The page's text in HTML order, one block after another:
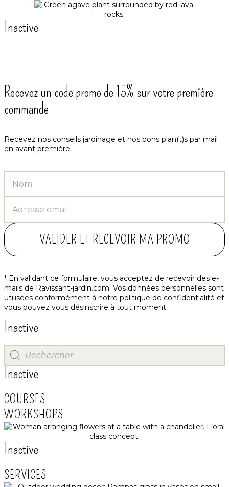
Inactive
Recevez un code promo de 15% sur votre première
commande
Recevez nos conseils jardinage et nos bons plan(t)s par mail
en avant première.
VALIDER ET RECEVOIR MA PROMO
* En validant ce formulaire, vous acceptez de recevoir des e-
mails de Ravissant-jardin.com. Vos données personnelles sont
utilisées conformément à notre politique de confidentialité et
vous pouvez vous désinscrire à tout moment.
Inactive
Inactive
COURSES
WORKSHOPS
Inactive
SERVICES